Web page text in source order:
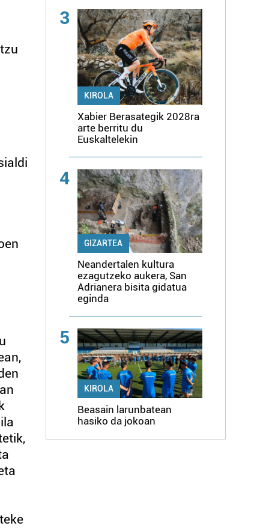
3
KIROLA
Xabier Berasategik 2028ra
arte berritu du
Euskaltelekin
4
GIZARTEA
Neandertalen kultura
ezagutzeko aukera, San
Adrianera bisita gidatua
eginda
5
KIROLA
Beasain larunbatean
hasiko da jokoan